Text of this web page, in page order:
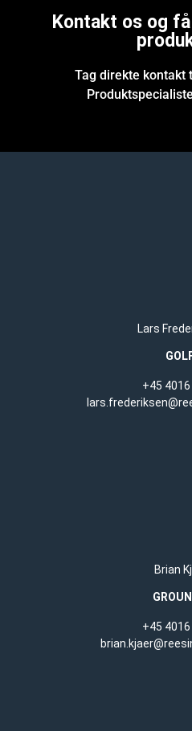
Kontakt os og
Tag direkte kontakt
Lars
+45
Brian
+45 4016